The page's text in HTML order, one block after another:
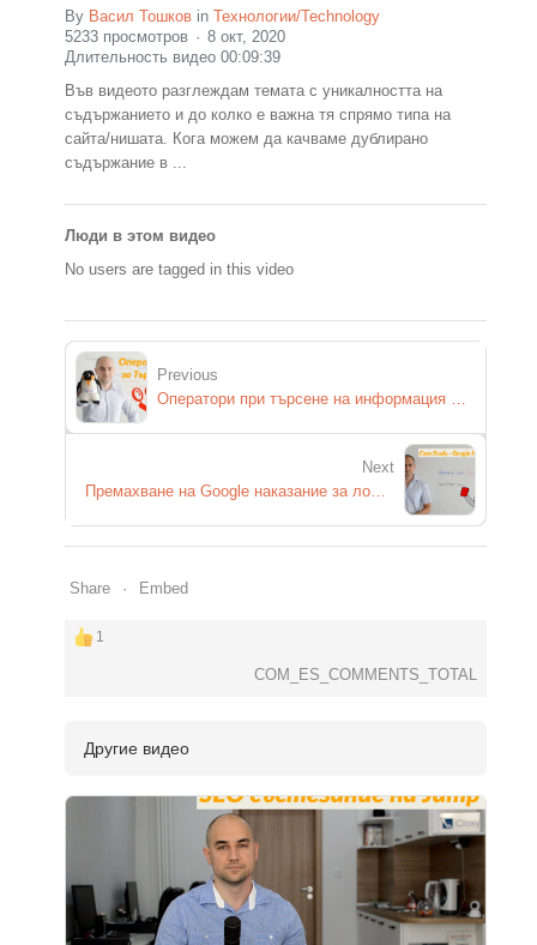
By Васил Тошков in Технологии/Technology
5233 просмотров
8 окт, 2020
Длительность видео 00:09:39
Във видеото разглеждам темата с уникалността на
съдържанието и до колко е важна тя спрямо типа на
сайта/нишата. Кога можем да качваме дублирано
съдържание в ...
Люди в этом видео
No users are tagged in this video
Previous
Next
Share Embed
1
COM_ES_COMMENTS_TOTAL
Другие видео